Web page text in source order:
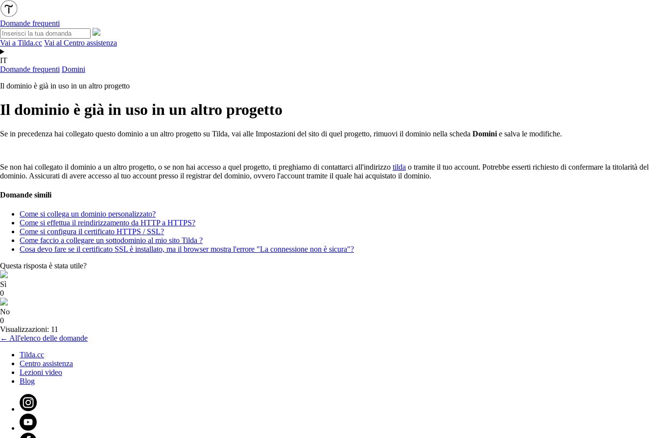
Domande frequenti
Vai a Tilda.cc Vai al Centro assistenza
IT
Domande frequenti Domini
Il dominio è già in uso in un altro progetto
Il dominio è già in uso in un altro progetto
Se in precedenza hai collegato questo dominio a un altro progetto su Tilda, vai alle Impostazioni del sito di quel progetto, rimuovi il dominio nella scheda Domini e salva le modifiche.
Se non hai collegato il dominio a un altro progetto, o se non hai accesso a quel progetto, ti preghiamo di contattarci all'indirizzo tilda o tramite il tuo account. Potrebbe esserti richiesto di confermare la titolarità del
dominio. Assicurati di avere accesso al tuo account presso il registrar del dominio, ovvero l'account tramite il quale hai acquistato il dominio.
Domande simili
Come si collega un dominio personalizzato?
Come si effettua il reindirizzamento da HTTP a HTTPS?
Come si configura il certificato HTTPS / SSL?
Come faccio a collegare un sottodominio al mio sito Tilda ?
Cosa devo fare se il certificato SSL è installato, ma il browser mostra l'errore "La connessione non è sicura"?
Questa risposta è stata utile?
Sì
0
No
0
Visualizzazioni: 11
← All'elenco delle domande
Tilda.cc
Centro assistenza
Lezioni video
Blog